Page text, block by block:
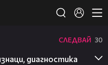
СЛЕДВАЙ 30
диагностика